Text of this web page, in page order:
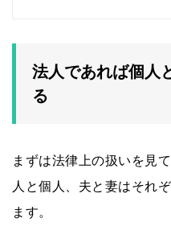
法人であれば個人
る
まずは法律上の扱いを見
人と個人、夫と妻はそれ
ます。